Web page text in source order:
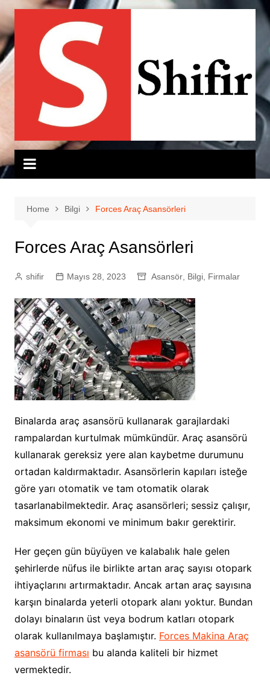
Skip
to
content
Home Bilgi Forces Araç Asansörleri
Forces Araç Asansörleri
shifir Mayıs 28, 2023 Asansör, Bilgi, Firmalar
Binalarda araç asansörü kullanarak garajlardaki
rampalardan kurtulmak mümkündür. Araç asansörü
kullanarak gereksiz yere alan kaybetme durumunu
ortadan kaldırmaktadır. Asansörlerin kapıları isteğe
göre yarı otomatik ve tam otomatik olarak
tasarlanabilmektedir. Araç asansörleri; sessiz çalışır,
maksimum ekonomi ve minimum bakır gerektirir.
Her geçen gün büyüyen ve kalabalık hale gelen
şehirlerde nüfus ile birlikte artan araç sayısı otopark
ihtiyaçlarını artırmaktadır. Ancak artan araç sayısına
karşın binalarda yeterli otopark alanı yoktur. Bundan
dolayı binaların üst veya bodrum katları otopark
olarak kullanılmaya başlamıştır. Forces Makina Araç
asansörü firması bu alanda kaliteli bir hizmet
vermektedir.